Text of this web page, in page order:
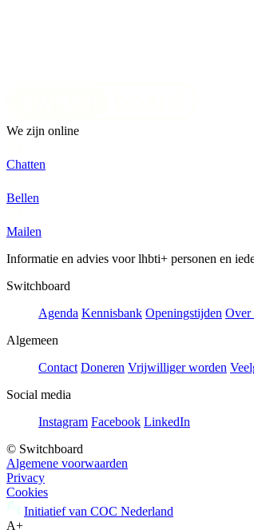
We zijn online
Chatten
Bellen
Mailen
Informatie en advies voor lhbti+ personen en
Switchboard
Agenda Kennisbank Openingstijden Over
Algemeen
Contact Doneren Vrijwilliger worden
Social media
Instagram Facebook LinkedIn
© Switchboard
Algemene voorwaarden
Privacy
Cookies
Initiatief van COC Nederland
A+